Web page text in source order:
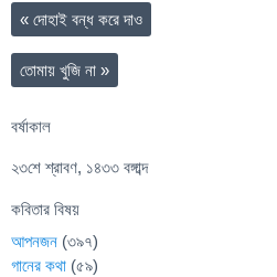
« দোহাই বন্ধ করে দাও
তোমায় খুজি না »
বর্ষাকাল
২৩শে শ্রাবণ, ১৪৩৩ বঙ্গাব্দ
কবিতার বিষয়
আপনজন (৩৯৭)
গানের কথা (৫৯)